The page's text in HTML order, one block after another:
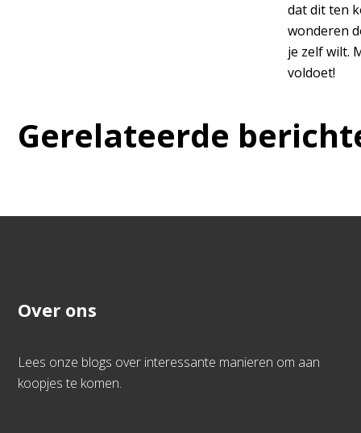
dat dit ten
wonderen
je zelf wilt.
voldoet!
Gerelateerde
Over ons
Lees onze blogs over interessante manieren om aan
koopjes te komen.